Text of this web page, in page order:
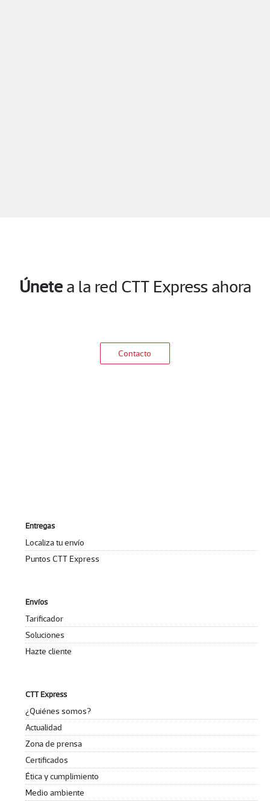
Únetea la red CTT Express ahora
Contacto
Entregas
Localiza tu envío
Puntos CTT Express
Envíos
Tarificador
Soluciones
Hazte cliente
CTT Express
¿Quiénes somos?
Actualidad
Zona de prensa
Certificados
Ética y cumplimiento
Medio ambiente